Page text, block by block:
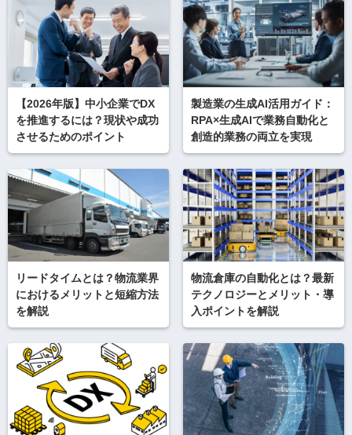
【2026年版】中小企業でDX
を推進するには？現状や成功
させるためのポイント
製造業の生成AI活用ガイド：
RPA×生成AIで業務自動化と
創造的業務の両立を実現
リードタイムとは？物流業界
におけるメリットと短縮方法
を解説
物流倉庫の自動化とは？最新
テクノロジーとメリット・導
入ポイントを解説